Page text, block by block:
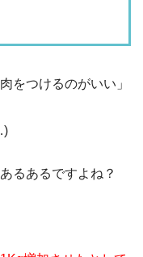
をつけるのがいい」
るあるですよね？